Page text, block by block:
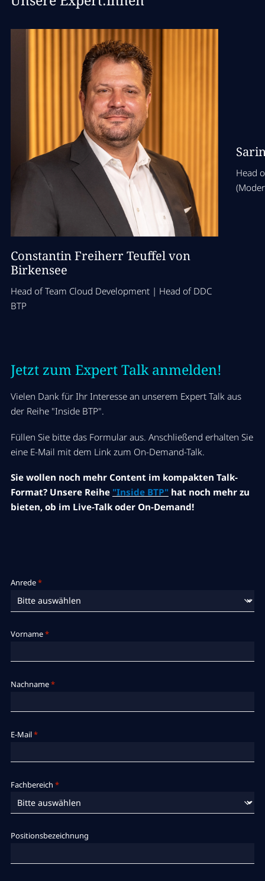
Constantin Freiherr Teuffel von
Birkensee
Head of Team Cloud Development | Head of DDC
BTP
Head
Jetzt zum Expert Talk anmelden!
Vielen Dank für Ihr Interesse an unserem Expert Talk aus
der Reihe "Inside BTP".
Füllen Sie bitte das Formular aus. Anschließend erhalten Sie
eine E-Mail mit dem Link zum On-Demand-Talk.
Sie wollen noch mehr Content im kompakten Talk-
Format? Unsere Reihe "Inside BTP" hat noch mehr zu
bieten, ob im Live-Talk oder On-Demand!
Anrede*
Vorname*
Nachname*
E-Mail*
Fachbereich *
Positionsbezeichnung